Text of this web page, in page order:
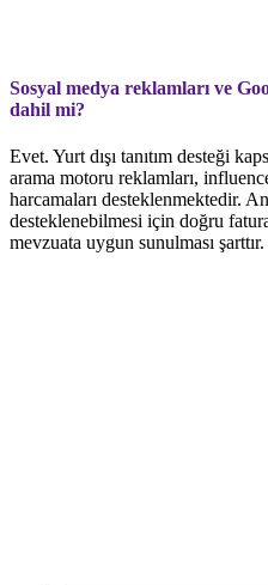
Sosyal medya reklamları ve
dahil mi?
Evet. Yurt dışı tanıtım desteği
arama motoru reklamları,
harcamaları desteklenmektedir.
desteklenebilmesi için doğru
mevzuata uygun sunulması şarttır.